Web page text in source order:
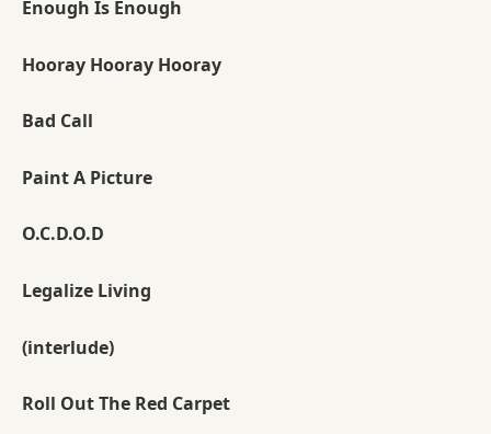
Enough Is Enough
Hooray Hooray Hooray
Bad Call
Paint A Picture
O.C.D.O.D
Legalize Living
(interlude)
Roll Out The Red Carpet